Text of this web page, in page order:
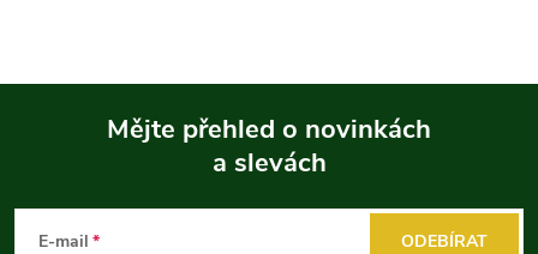
Mějte přehled o novinkách
a slevách
E-mail ODEBÍRAT